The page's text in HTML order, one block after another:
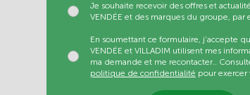
Je souhaite recevoir des offres et
VENDÉE et des marques du groupe, par
En soumettant ce formulaire, j’accepte
VENDÉE et VILLADIM utilisent mes
ma demande et me recontacter..
politique de confidentialité pour exercer